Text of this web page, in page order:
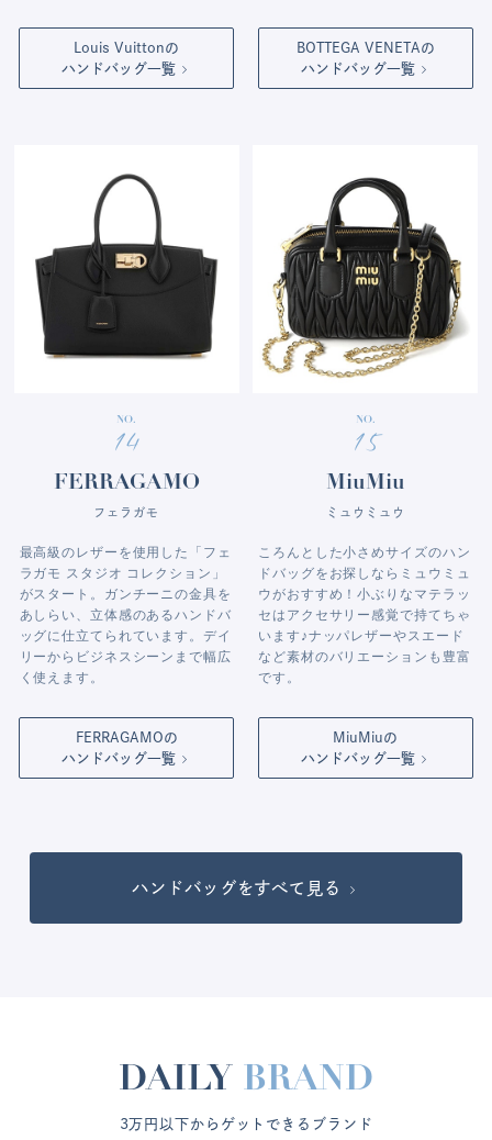
Louis Vuittonの
ハンドバッグ一覧
BOTTEGA VENETAの
ハンドバッグ一覧
NO.
14
FERRAGAMO
フェラガモ
最高級のレザーを使用した「フェ
ラガモ スタジオ コレクション」
がスタート。ガンチーニの金具を
あしらい、立体感のあるハンドバ
ッグに仕立てられています。デイ
リーからビジネスシーンまで幅広
く使えます。
FERRAGAMOの
ハンドバッグ一覧
NO.
15
MiuMiu
ミュウミュウ
ころんとした小さめサイズのハン
ドバッグをお探しならミュウミュ
ウがおすすめ！小ぶりなマテラッ
セはアクセサリー感覚で持てちゃ
います♪ナッパレザーやスエード
など素材のバリエーションも豊富
です。
MiuMiuの
ハンドバッグ一覧
ハンドバッグをすべて見る
DAILY BRAND
3万円以下からゲットできるブランド